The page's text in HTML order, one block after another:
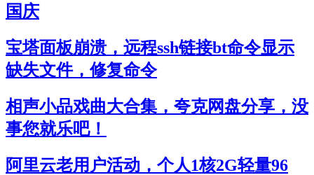
国庆
宝塔面板崩溃，远程ssh链接bt命令显示
缺失文件，修复命令
相声小品戏曲大合集，夸克网盘分享，没
事您就乐吧！
阿里云老用户活动，个人1核2G轻量96